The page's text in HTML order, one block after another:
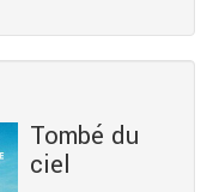
Tombé du
ciel